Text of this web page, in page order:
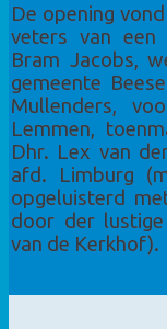
De opening
veters van een
Bram Jacobs,
gemeente
Mullenders,
Lemmen,
Dhr. Lex van
afd. Limburg
opgeluisterd
door der
van de Kerkhof).